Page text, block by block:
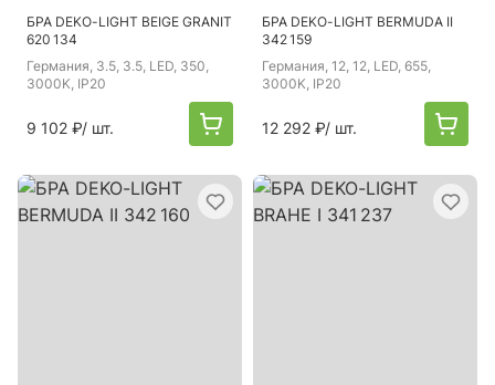
БРА DEKO-LIGHT BEIGE GRANIT
620 134
Германия, 3.5, 3.5, LED, 350,
3000K, IP20
9 102 ₽/ шт.
БРА DEKO-LIGHT BERMUDA II
342 159
Германия, 12, 12, LED, 655,
3000K, IP20
12 292 ₽/ шт.